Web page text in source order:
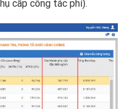
cấp công tác phí).